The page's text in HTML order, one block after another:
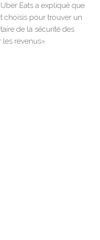
Eats a expliqué que
choisis pour trouver un
de la sécurité des
les revenus».